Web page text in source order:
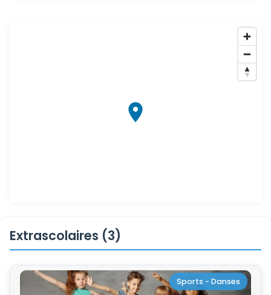
Extrascolaires (3)
Sports - Danses